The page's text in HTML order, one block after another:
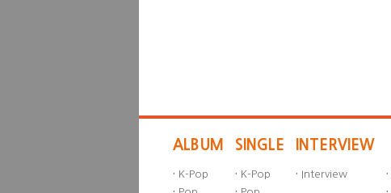
ALBUM
· K-Pop
SINGLE
· K-Pop
INTERVIEW
· Interview ·